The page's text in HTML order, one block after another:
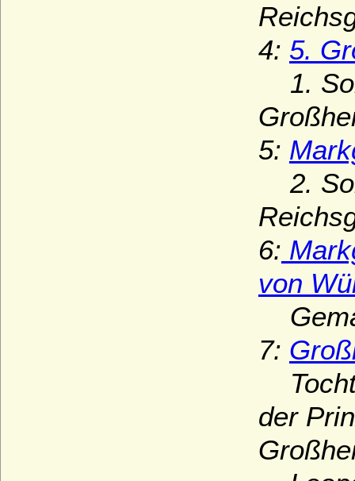
4: 5.
1.
5:
2.
6:
von
7:
der